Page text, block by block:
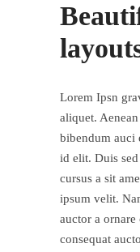
Lorem Ipsn
aliquet.
bibendum auci
id elit. Duis
cursus a sit
ipsum velit.
auctor a
consequat